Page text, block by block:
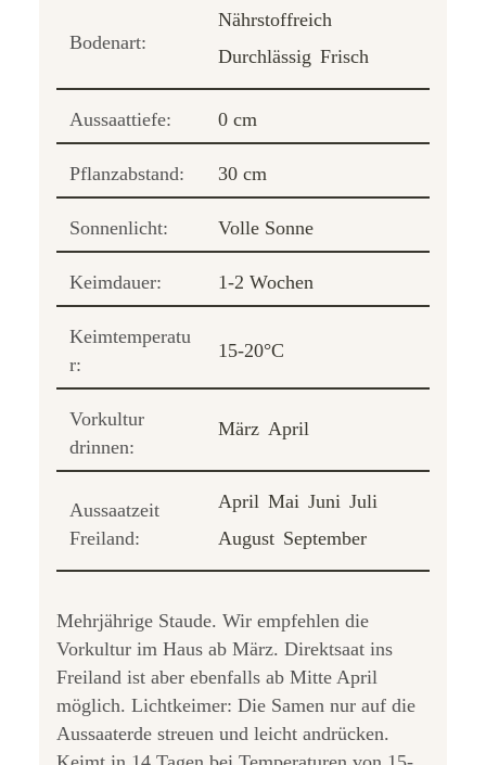
Bodenart:
Nährstoffreich
Durchlässig Frisch
Aussaattiefe: 0 cm
Pflanzabstand: 30 cm
Sonnenlicht: Volle Sonne
Keimdauer: 1-2 Wochen
Keimtemperatu
r:
15-20°C
Vorkultur
drinnen:
März April
Aussaatzeit
Freiland:
April Mai Juni Juli
August September
Mehrjährige Staude. Wir empfehlen die
Vorkultur im Haus ab März. Direktsaat ins
Freiland ist aber ebenfalls ab Mitte April
möglich. Lichtkeimer: Die Samen nur auf die
Aussaaterde streuen und leicht andrücken.